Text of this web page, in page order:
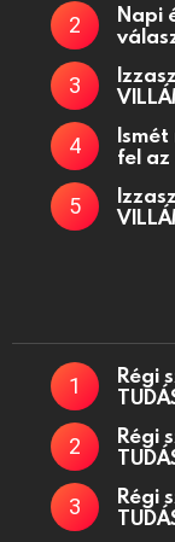
Napi
fel
Régi
Régi
Régi